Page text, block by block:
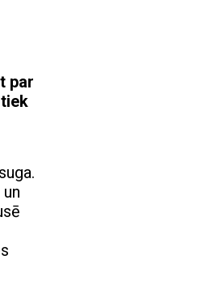
par